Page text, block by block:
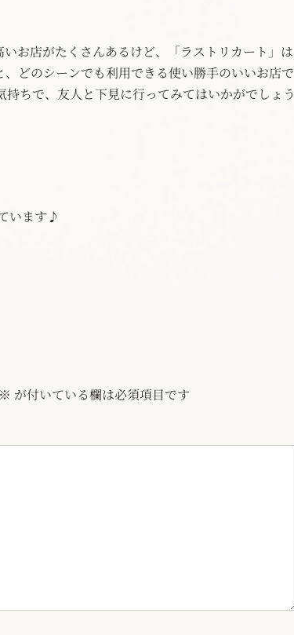
お店がたくさんあるけど、「ラストリカート」は
どのシーンでも利用できる使い勝手のいいお店で
ちで、友人と下見に行ってみてはいかがでしょう
います♪
※ が付いている欄は必須項目です